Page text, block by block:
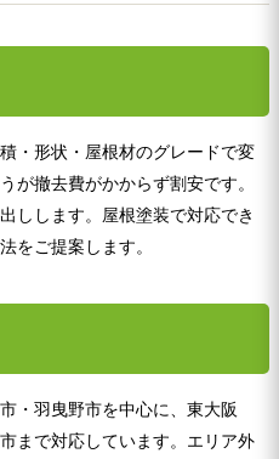
・形状・屋根材のグレードで変
が撤去費がかからず割安です。
しします。屋根塗装で対応でき
をご提案します。
・羽曳野市を中心に、東大阪
まで対応しています。エリア外